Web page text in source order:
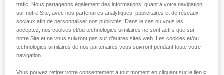
trafic. Nous partageons également des informations, quant à votre navigation
sur notre Site, avec nos partenaires analytiques, publicitaires et de réseaux
sociaux afin de personnaliser nos publicités. Dans le cas où vous les
acceptez, nos cookies et/ou technologies similaires ne sont actifs que sur
notre Site et ne vous suivront pas sur d’autres sites web. Les cookies et/ou
technologies similaires de nos partenaires vous suivront pendant toute votre
navigation.
Vous pouvez retirer votre consentement à tout moment en cliquant sur le lien «